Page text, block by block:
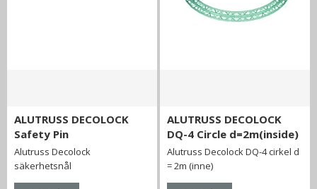
ALUTRUSS DECOLOCK
Safety Pin
Alutruss Decolock
säkerhetsnål
ALUTRUSS DECOLOCK
DQ-4 Circle d=2m(inside)
Alutruss Decolock DQ-4 cirkel d
= 2m (inne)